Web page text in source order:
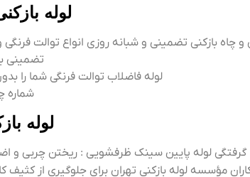
لوله
و چاه بازکنی تضمینی و شبانه روزی انواع توالت فرنگی
تضمینی
لوله فاضلاب توالت فرنگی شما را
شماره
لوله
گرفتگی لوله پایین سینک ظرفشویی : ریختن چربی و
مؤسسه لوله بازکنی تهران برای جلوگیری از کثیف